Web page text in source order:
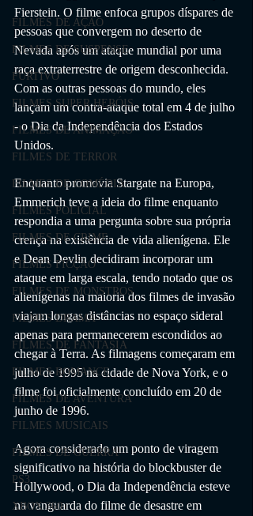
FILMES DE AÇÃO
FILMES DE SUSPENSE
FURTIVO
FILMES SUPER HERÓIS
FILMES DE ANIMAÇÃO
FILMES DE TERROR
FILMES DE COMÉDIA
FILMES POLICIAL
FILMES DE CRIME
FILMES FICÇÃO
FILMES DE MONSTROS
FILMES DRAMA
FILMES DE FANTASIA
FILMES ROMANCE
FILMES DE AVENTURA
FILMES MUSICAIS
FILMES DE GUERRA
PS3
XBOX 360
Fierstein. O filme enfoca grupos díspares de
pessoas que convergem no deserto de
Nevada após um ataque mundial por uma
raça extraterrestre de origem desconhecida.
Com as outras pessoas do mundo, eles
lançam um contra-ataque total em 4 de julho
- o Dia da Independência dos Estados
Unidos.
Enquanto promovia Stargate na Europa,
Emmerich teve a ideia do filme enquanto
respondia a uma pergunta sobre sua própria
crença na existência de vida alienígena. Ele
e Dean Devlin decidiram incorporar um
ataque em larga escala, tendo notado que os
alienígenas na maioria dos filmes de invasão
viajam longas distâncias no espaço sideral
apenas para permanecerem escondidos ao
chegar à Terra. As filmagens começaram em
julho de 1995 na cidade de Nova York, e o
filme foi oficialmente concluído em 20 de
junho de 1996.
Agora considerado um ponto de viragem
significativo na história do blockbuster de
Hollywood, o Dia da Independência esteve
na vanguarda do filme de desastre em